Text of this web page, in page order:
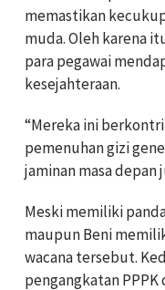
memastikan
muda. Oleh karena
para pegawai
kesejahteraan.
“Mereka ini
pemenuhan gizi
jaminan masa depan
Meski memiliki
maupun Beni
wacana tersebut.
pengangkatan